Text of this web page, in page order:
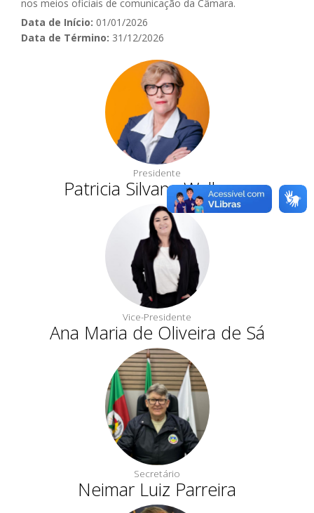
nos meios oficiais de comunicação da Câmara.
Data de Início: 01/01/2026
Data de Término: 31/12/2026
Presidente
Patricia Silvana Wallauer
Vice-Presidente
Ana Maria de Oliveira de Sá
Secretário
Neimar Luiz Parreira